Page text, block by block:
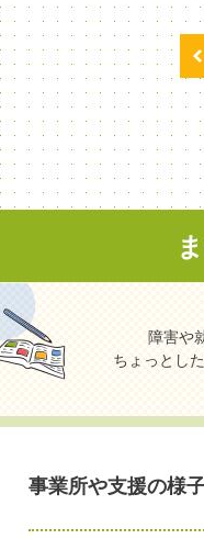
障害や
ちょっとし
事業所や支援の様